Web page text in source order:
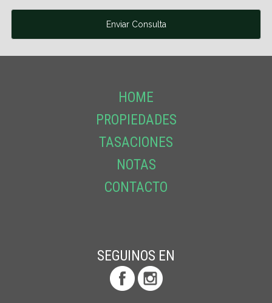
HOME
PROPIEDADES
TASACIONES
NOTAS
CONTACTO
SEGUINOS EN